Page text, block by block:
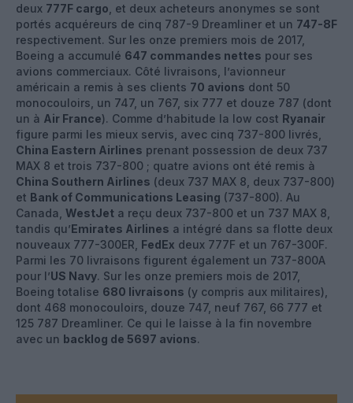
deux 777F cargo , et deux acheteurs anonymes se sont
portés acquéreurs de cinq 787-9 Dreamliner et un 747-8F
respectivement. Sur les onze premiers mois de 2017,
Boeing a accumulé 647 commandes nettes pour ses
avions commerciaux. Côté livraisons, l’avionneur
américain a remis à ses clients 70 avions dont 50
monocouloirs, un 747, un 767, six 777 et douze 787 (dont
un à Air France). Comme d’habitude la low cost Ryanair
figure parmi les mieux servis, avec cinq 737-800 livrés,
China Eastern Airlines prenant possession de deux 737
MAX 8 et trois 737-800 ; quatre avions ont été remis à
China Southern Airlines (deux 737 MAX 8, deux 737-800)
et Bank of Communications Leasing (737-800). Au
Canada, WestJet a reçu deux 737-800 et un 737 MAX 8,
tandis qu’Emirates Airlines a intégré dans sa flotte deux
nouveaux 777-300ER, FedEx deux 777F et un 767-300F.
Parmi les 70 livraisons figurent également un 737-800A
pour l’US Navy. Sur les onze premiers mois de 2017,
Boeing totalise 680 livraisons (y compris aux militaires),
dont 468 monocouloirs, douze 747, neuf 767, 66 777 et
125 787 Dreamliner. Ce qui le laisse à la fin novembre
avec un backlog de 5697 avions.